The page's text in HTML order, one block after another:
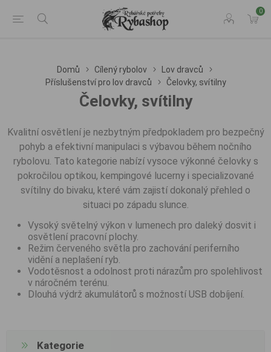
0
Domů Cílený rybolov
Lov dravců
Příslušenství pro lov dravců
Čelovky, svítilny
Čelovky, svítilny
Kvalitní osvětlení je nezbytným předpokladem pro bezpečný
pohyb a efektivní manipulaci s výbavou během nočního
rybolovu. Tato kategorie nabízí vysoce výkonné čelovky s
pokročilou optikou, kempingové lucerny i specializované
svítilny do bivaku, které vám zajistí dokonalý přehled o
situaci po západu slunce.
Vysoký světelný výkon v lumenech pro daleký dosvit i
osvětlení pracovní plochy.
Režim červeného světla pro zachování periferního
vidění a neplašení ryb.
Vodotěsnost a odolnost proti nárazům pro spolehlivost
v náročném terénu.
Dlouhá výdrž akumulátorů s možností USB dobíjení.
Kategorie